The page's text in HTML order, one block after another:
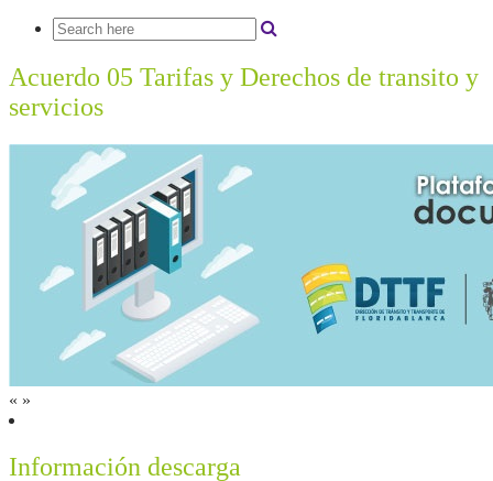
Acuerdo 05 Tarifas y Derechos de transito y
servicios
« »
Información descarga